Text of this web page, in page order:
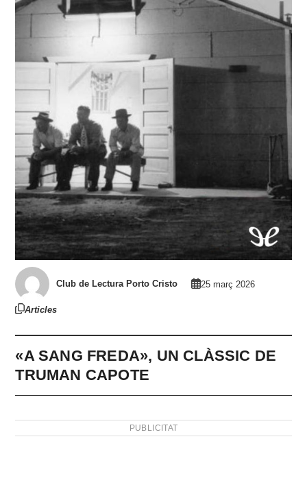
Club de Lectura Porto Cristo 25 març 2026
Articles
«A SANG FREDA», UN CLÀSSIC DE
TRUMAN CAPOTE
PUBLICITAT